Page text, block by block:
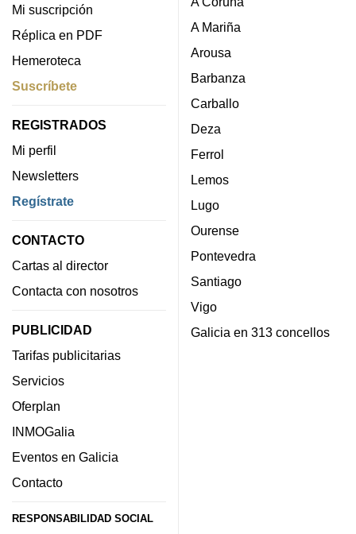
Mi suscripción
Réplica en PDF
Hemeroteca
Suscríbete
REGISTRADOS
Mi perfil
Newsletters
Regístrate
CONTACTO
Cartas al director
Contacta con nosotros
PUBLICIDAD
Tarifas publicitarias
Servicios
Oferplan
INMOGalia
Eventos en Galicia
Contacto
RESPONSABILIDAD SOCIAL
A Mariña
Arousa
Barbanza
Carballo
Deza
Ferrol
Lemos
Lugo
Ourense
Pontevedra
Santiago
Vigo
Galicia en 313 concellos